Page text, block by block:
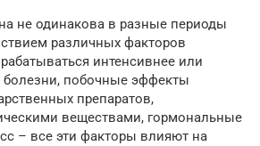
не одинакова в разные периоды
различных факторов
интенсивнее или
болезни, побочные эффекты
препаратов,
веществами, гормональные
– все эти факторы влияют на